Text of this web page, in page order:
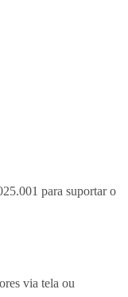
para suportar o
via tela ou